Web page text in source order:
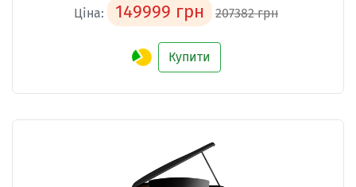
Ціна: 149999 грн 207382 грн
Купити